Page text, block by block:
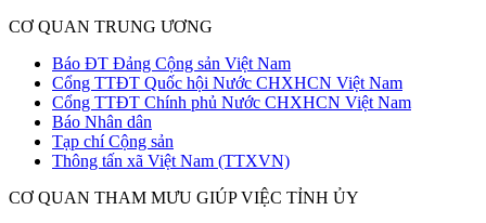
CƠ QUAN TRUNG ƯƠNG
Báo ĐT Đảng Cộng sản Việt Nam
Cổng TTĐT Quốc hội Nước CHXHCN Việt Nam
Cổng TTĐT Chính phủ Nước CHXHCN Việt Nam
Báo Nhân dân
Tạp chí Cộng sản
Thông tấn xã Việt Nam (TTXVN)
CƠ QUAN THAM MƯU GIÚP VIỆC TỈNH ỦY